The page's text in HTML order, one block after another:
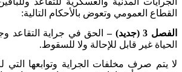
القطاع العمومي وتعوض بالأحكام التالية:
الفصل 3 (جديد) –
الحق في جراية التقاعد
الحياة غير قابل للإحالة ولا للسقوط.
لا يتم صرف مخلفات الجراية وتوابعها التي